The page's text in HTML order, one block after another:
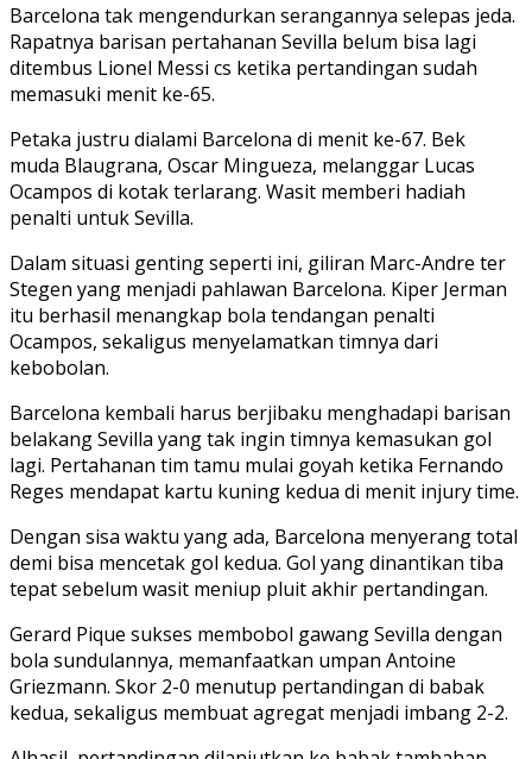
Barcelona tak mengendurkan serangannya selepas jeda.
Rapatnya barisan pertahanan Sevilla belum bisa lagi
ditembus Lionel Messi cs ketika pertandingan sudah
memasuki menit ke-65.
Petaka justru dialami Barcelona di menit ke-67. Bek
muda Blaugrana, Oscar Mingueza, melanggar Lucas
Ocampos di kotak terlarang. Wasit memberi hadiah
penalti untuk Sevilla.
Dalam situasi genting seperti ini, giliran Marc-Andre ter
Stegen yang menjadi pahlawan Barcelona. Kiper Jerman
itu berhasil menangkap bola tendangan penalti
Ocampos, sekaligus menyelamatkan timnya dari
kebobolan.
Barcelona kembali harus berjibaku menghadapi barisan
belakang Sevilla yang tak ingin timnya kemasukan gol
lagi. Pertahanan tim tamu mulai goyah ketika Fernando
Reges mendapat kartu kuning kedua di menit injury time.
Dengan sisa waktu yang ada, Barcelona menyerang total
demi bisa mencetak gol kedua. Gol yang dinantikan tiba
tepat sebelum wasit meniup pluit akhir pertandingan.
Gerard Pique sukses membobol gawang Sevilla dengan
bola sundulannya, memanfaatkan umpan Antoine
Griezmann. Skor 2-0 menutup pertandingan di babak
kedua, sekaligus membuat agregat menjadi imbang 2-2.